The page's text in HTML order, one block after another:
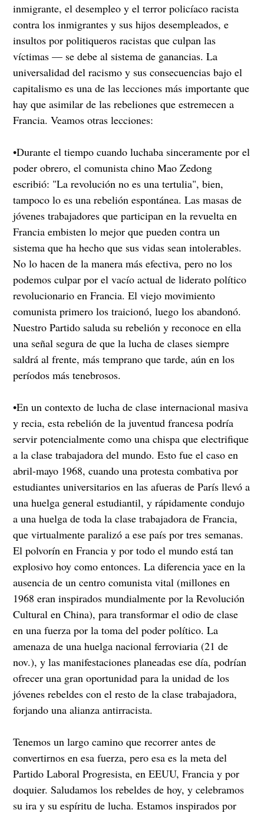
inmigrante, el desempleo y el terror policíaco racista
contra los inmigrantes y sus hijos desempleados, e
insultos por politiqueros racistas que culpan las
víctimas — se debe al sistema de ganancias. La
universalidad del racismo y sus consecuencias bajo el
capitalismo es una de las lecciones más importante que
hay que asimilar de las rebeliones que estremecen a
Francia. Veamos otras lecciones:
•Durante el tiempo cuando luchaba sinceramente por el
poder obrero, el comunista chino Mao Zedong
escribió: "La revolución no es una tertulia", bien,
tampoco lo es una rebelión espontánea. Las masas de
jóvenes trabajadores que participan en la revuelta en
Francia embisten lo mejor que pueden contra un
sistema que ha hecho que sus vidas sean intolerables.
No lo hacen de la manera más efectiva, pero no los
podemos culpar por el vacío actual de liderato político
revolucionario en Francia. El viejo movimiento
comunista primero los traicionó, luego los abandonó.
Nuestro Partido saluda su rebelión y reconoce en ella
una señal segura de que la lucha de clases siempre
saldrá al frente, más temprano que tarde, aún en los
períodos más tenebrosos.
•En un contexto de lucha de clase internacional masiva
y recia, esta rebelión de la juventud francesa podría
servir potencialmente como una chispa que electrifique
a la clase trabajadora del mundo. Esto fue el caso en
abril-mayo 1968, cuando una protesta combativa por
estudiantes universitarios en las afueras de París llevó a
una huelga general estudiantil, y rápidamente condujo
a una huelga de toda la clase trabajadora de Francia,
que virtualmente paralizó a ese país por tres semanas.
El polvorín en Francia y por todo el mundo está tan
explosivo hoy como entonces. La diferencia yace en la
ausencia de un centro comunista vital (millones en
1968 eran inspirados mundialmente por la Revolución
Cultural en China), para transformar el odio de clase
en una fuerza por la toma del poder político. La
amenaza de una huelga nacional ferroviaria (21 de
nov.), y las manifestaciones planeadas ese día, podrían
ofrecer una gran oportunidad para la unidad de los
jóvenes rebeldes con el resto de la clase trabajadora,
forjando una alianza antirracista.
Tenemos un largo camino que recorrer antes de
convertirnos en esa fuerza, pero esa es la meta del
Partido Laboral Progresista, en EEUU, Francia y por
doquier. Saludamos los rebeldes de hoy, y celebramos
su ira y su espíritu de lucha. Estamos inspirados por